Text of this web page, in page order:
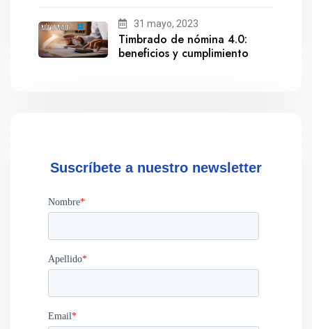
31 mayo, 2023
Timbrado de nómina 4.0:
beneficios y cumplimiento
Suscríbete a nuestro newsletter